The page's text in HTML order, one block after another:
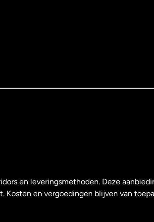
en leveringsmethoden. Deze
en vergoedingen blijven van